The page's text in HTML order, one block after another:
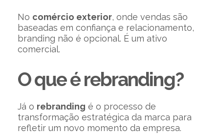
No comércio exterior, onde vendas são
baseadas em confiança e relacionamento,
branding não é opcional. É um ativo
comercial.
O que é rebranding?
Já o rebranding é o processo de
transformação estratégica da marca para
refletir um novo momento da empresa.